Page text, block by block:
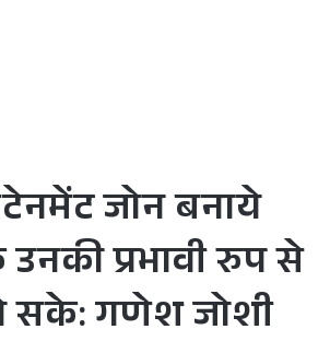
जोन बनाये
उनकी प्रभावी रुप से
सके: गणेश जोशी